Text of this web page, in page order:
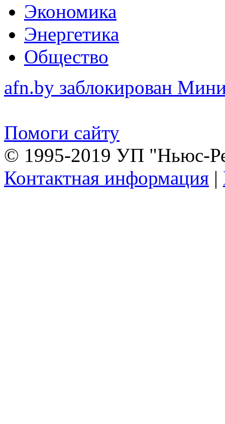
Экономика
Энергетика
Общество
afn.by заблокирован
Помоги сайту
© 1995-2019 УП "Ньюс-
Контактная информация |